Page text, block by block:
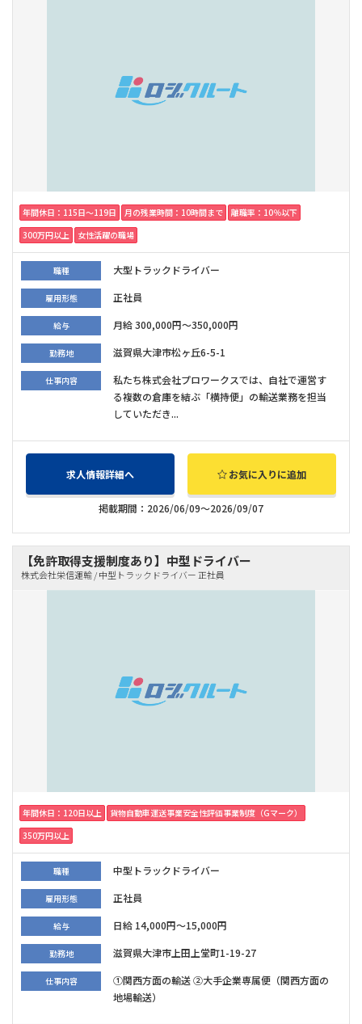
年間休日：115日〜119日 月の残業時間：10時間まで
離職率：10％以下
300万円以上
女性活躍の職場
職種 大型トラックドライバー
雇用形態 正社員
給与 月給 300,000円～350,000円
勤務地 滋賀県大津市松ヶ丘6-5-1
仕事内容
私たち株式会社プロワークスでは、自社で運営す
る複数の倉庫を結ぶ「横持便」の輸送業務を担当
していただき...
求人情報詳細へ お気に入りに追加
掲載期間：2026/06/09～2026/09/07
【免許取得支援制度あり】中型ドライバー
株式会社栄信運輸 / 中型トラックドライバー 正社員
年間休日：120日以上
貨物自動車運送事業安全性評価事業制度（Gマーク）
350万円以上
職種 中型トラックドライバー
雇用形態 正社員
給与 日給 14,000円～15,000円
勤務地 滋賀県大津市上田上堂町1-19-27
仕事内容
①関西方面の輸送 ②大手企業専属便（関西方面の
地場輸送）